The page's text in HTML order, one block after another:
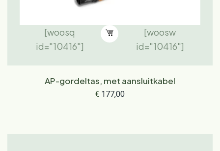
[woosq
id="10416"]
[woosw
id="10416"]
AP-gordeltas, met aansluitkabel
€ 177,00